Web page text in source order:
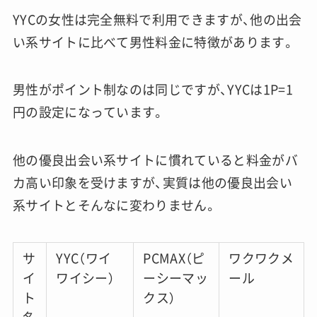
YYCの女性は完全無料で利用できますが、他の出会
い系サイトに比べて男性料金に特徴があります。
男性がポイント制なのは同じですが、YYCは1P=1
円の設定になっています。
他の優良出会い系サイトに慣れていると料金がバ
カ高い印象を受けますが、実質は他の優良出会い
系サイトとそんなに変わりません。
サ
イ
ト
YYC（ワイ
ワイシー）
PCMAX（ピ
ーシーマッ
クス）
ワクワクメ
ール